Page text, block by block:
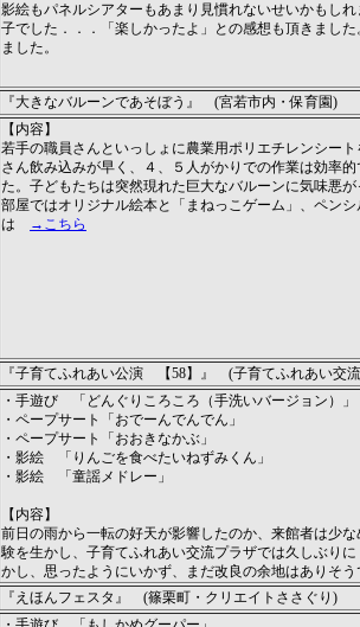
影絵もパネルシアターもあまり見慣れないせいかもし
子でした．．．「楽しかったよ」との感想も頂きまし
ました。
『大きなバルーンであそぼう』 (宮若市内・保育園)
【内容】
若手の職員さんといっしょに農業用ポリエチレンシー
さん飲み込みが早く、４、５人がかりでの作業は効率
た。子どもたちは突然現れた巨大なバルーンに気味悪
部屋ではオリジナル絵本と「まねっこゲーム」、ペ
は
→こちら
『子育てふれあい公演 【58】』 (子育てふれあい交
・手遊び 「どんぐりころころ（手洗いバージョン）」
・ペープサート「おでーんでんでん」
・ペープサート「おおきなかぶ」
・影絵 「りんごを食べたいねずみくん」
・影絵 「童謡メドレー」
【内容】
前日の雨から一転の好天が影響したのか、来館者は少
験を生かし、子育てふれあい交流プラザでは久しぶり
かし、思ったようにいかず、まだ改良の余地はありそう
『えほんフェスタ』 (篠栗町・クリエイトささぐり)